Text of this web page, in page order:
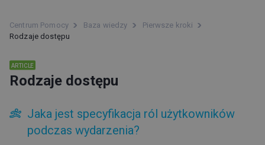
Pokój wydarzenia
Rady i wskazówki
Pierwsze kroki
Strefa uczestnika
Jakiego wsparcia udzielamy naszym klientom?
Centrum Pomocy Baza wiedzy
Pierwsze kroki
Rodzaje dostępu
ARTICLE
Rodzaje dostępu
Jaka jest specyfikacja ról użytkowników
podczas wydarzenia?